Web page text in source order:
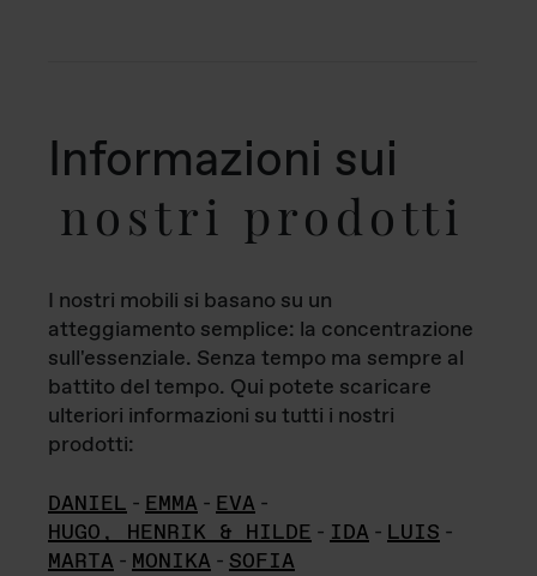
Informazioni sui
nostri prodotti
I nostri mobili si basano su un
atteggiamento semplice: la concentrazione
sull'essenziale. Senza tempo ma sempre al
battito del tempo. Qui potete scaricare
ulteriori informazioni su tutti i nostri
prodotti:
DANIEL - EMMA - EVA -
HUGO, HENRIK & HILDE - IDA - LUIS -
MARTA - MONIKA - SOFIA